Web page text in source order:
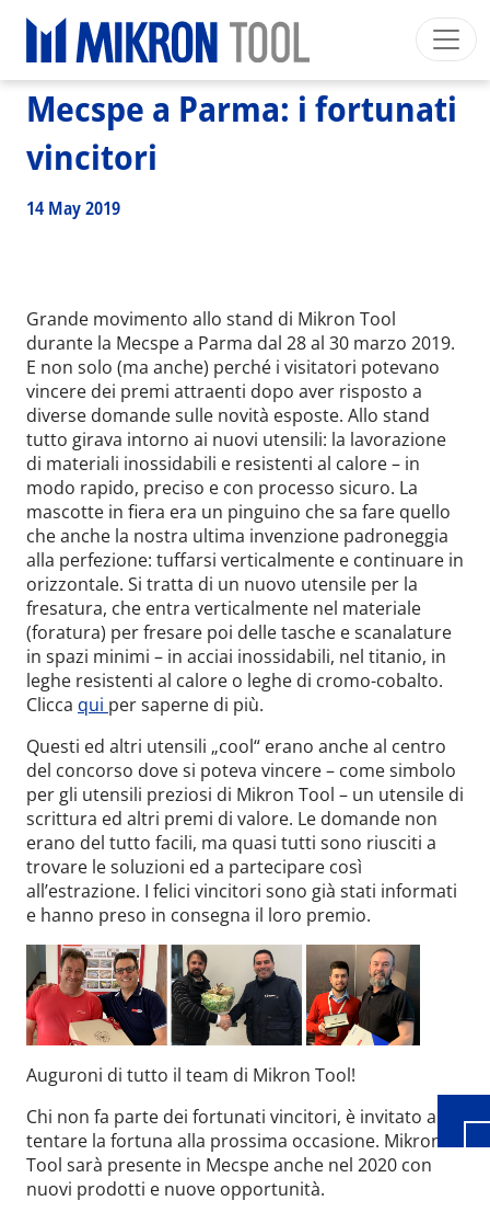
Mikron Group Automation Machining Tool
Italiano Area riservata Download
Main navigation
PRODOTTI
EXPERTISE
INSIDE MIKRON TOOL
Breadcrumb
HOME > NEWS EVENTS > NEWS > MECSPE A PARMA: I FORTUNATI VINCITORI
Mecspe a Parma: i fortunati
vincitori
14 May 2019
Grande movimento allo stand di Mikron Tool
durante la Mecspe a Parma dal 28 al 30 marzo 2019.
E non solo (ma anche) perché i visitatori potevano
vincere dei premi attraenti dopo aver risposto a
diverse domande sulle novità esposte. Allo stand
tutto girava intorno ai nuovi utensili: la lavorazione
di materiali inossidabili e resistenti al calore – in
modo rapido, preciso e con processo sicuro. La
mascotte in fiera era un pinguino che sa fare quello
che anche la nostra ultima invenzione padroneggia
alla perfezione: tuffarsi verticalmente e continuare in
orizzontale. Si tratta di un nuovo utensile per la
fresatura, che entra verticalmente nel materiale
(foratura) per fresare poi delle tasche e scanalature
in spazi minimi – in acciai inossidabili, nel titanio, in
leghe resistenti al calore o leghe di cromo-cobalto.
Clicca qui per saperne di più.
Questi ed altri utensili „cool“ erano anche al centro
del concorso dove si poteva vincere – come simbolo
per gli utensili preziosi di Mikron Tool – un utensile di
scrittura ed altri premi di valore. Le domande non
erano del tutto facili, ma quasi tutti sono riusciti a
trovare le soluzioni ed a partecipare così
all’estrazione. I felici vincitori sono già stati informati
e hanno preso in consegna il loro premio.
Auguroni di tutto il team di Mikron Tool!
Chi non fa parte dei fortunati vincitori, è invitato a
tentare la fortuna alla prossima occasione. Mikron
Tool sarà presente in Mecspe anche nel 2020 con
nuovi prodotti e nuove opportunità.